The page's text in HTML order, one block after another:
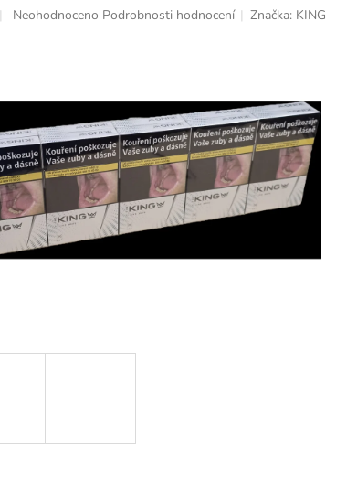
Průměrné
z
hvězdiček.
Neohodnoceno Podrobnosti hodnocení Značka: KING